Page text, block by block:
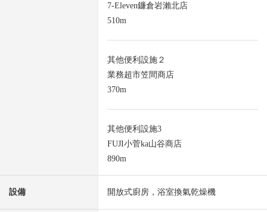
7-Eleven鐮倉岩瀨北店
510m
其他便利設施２
業務超市笠間商店
370m
其他便利設施3
FUJI小菅ka山谷商店
890m
設備 開放式廚房，浴室換氣乾燥機